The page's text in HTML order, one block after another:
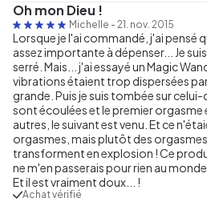
Oh mon Dieu !
Michelle - 21. nov. 2015
Lorsque je l'ai commandé, j'ai pensé
assez importante à dépenser... Je
serré. Mais... j'ai essayé un Magic
vibrations étaient trop dispersées
grande. Puis je suis tombée sur celui-
sont écoulées et le premier orgasme
autres, le suivant est venu. Et ce
orgasmes, mais plutôt des
transforment en explosion ! Ce
ne m'en passerais pour rien au
Et il est vraiment doux... !
Achat vérifié